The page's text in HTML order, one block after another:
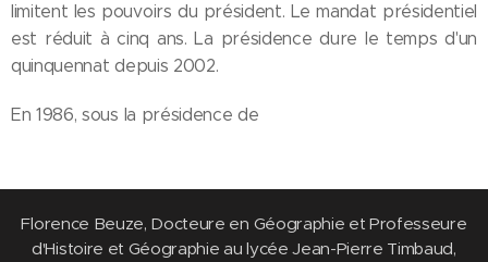
limitent les pouvoirs du président. Le mandat présidentiel
est réduit à cinq ans. La présidence dure le temps d'un
quinquennat depuis 2002.
En 1986, sous la présidence de
Florence Beuze, Docteure en Géographie et Professeure
d'Histoire et Géographie au lycée Jean-Pierre Timbaud,